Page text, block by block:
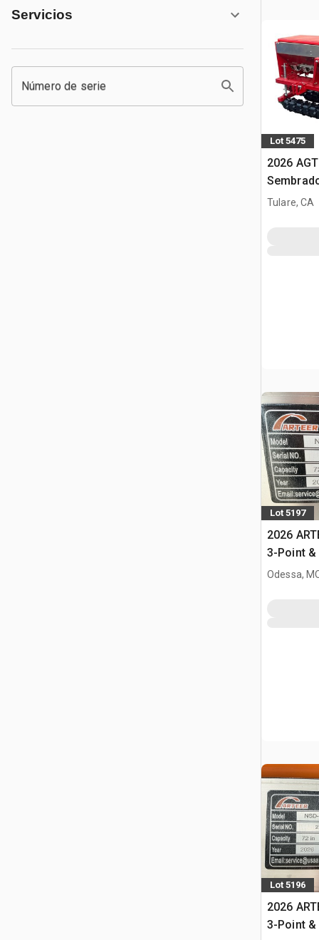
Servicios
Número de serie
Lot 5475
2026
Tulare, CA
Lot 5197
2026
3-Point &
Odessa,
Lot 5196
2026
3-Point &